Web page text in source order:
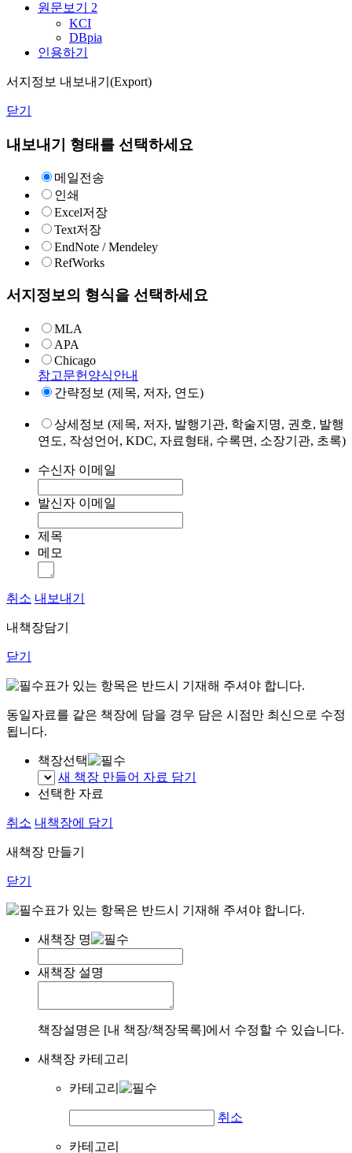
원문보기 2
KCI
DBpia
인용하기
서지정보 내보내기(Export)
닫기
내보내기 형태를 선택하세요
메일전송
인쇄
Excel저장
Text저장
EndNote / Mendeley
RefWorks
서지정보의 형식을 선택하세요
MLA
APA
Chicago
참고문헌양식안내
간략정보 (제목, 저자, 연도)
상세정보 (제목, 저자, 발행기관, 학술지명, 권호, 발행
연도, 작성언어, KDC, 자료형태, 수록면, 소장기관, 초록)
수신자 이메일
발신자 이메일
제목
메모
취소 내보내기
내책장담기
닫기
표가 있는 항목은 반드시 기재해 주셔야 합니다.
동일자료를 같은 책장에 담을 경우 담은 시점만 최신으로 수정
됩니다.
책장선택
새 책장 만들어 자료 담기
선택한 자료
취소 내책장에 담기
새책장 만들기
닫기
표가 있는 항목은 반드시 기재해 주셔야 합니다.
새책장 명
새책장 설명
책장설명은 [내 책장/책장목록]에서 수정할 수 있습니다.
새책장 카테고리
카테고리
취소
카테고리